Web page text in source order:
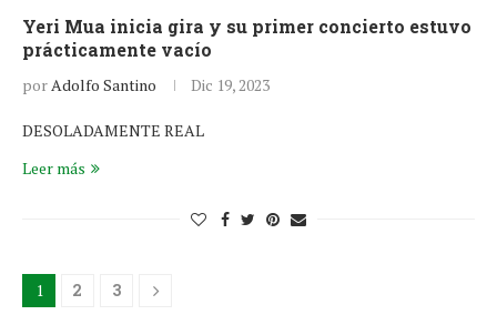
Yeri Mua inicia gira y su primer concierto estuvo
prácticamente vacío
porAdolfo Santino Dic 19, 2023
DESOLADAMENTE REAL
Leer más
1 2 3